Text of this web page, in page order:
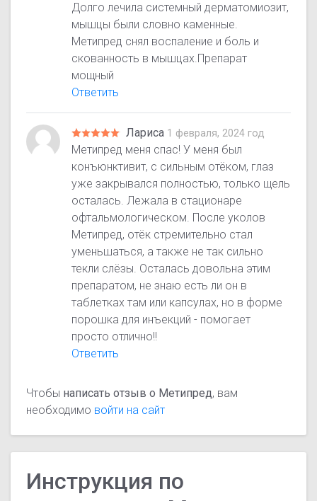
Долго лечила системный дерматомиозит,
мышцы были словно каменные.
Метипред снял воспаление и боль и
скованность в мышцах.Препарат
мощный
Ответить
Лариса 1 февраля, 2024 год
Метипред меня спас! У меня был
конъюнктивит, с сильным отёком, глаз
уже закрывался полностью, только щель
осталась. Лежала в стационаре
офтальмологическом. После уколов
Метипред, отёк стремительно стал
уменьшаться, а также не так сильно
текли слёзы. Осталась довольна этим
препаратом, не знаю есть ли он в
таблетках там или капсулах, но в форме
порошка для инъекций - помогает
просто отлично!!
Ответить
Чтобы написать отзыв о Метипред, вам
необходимо войти на сайт
Инструкция по